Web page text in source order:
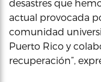
desastres que
actual provocada
comunidad
Puerto Rico y
recuperación”,